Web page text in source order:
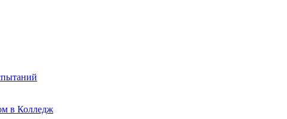
в Колледж